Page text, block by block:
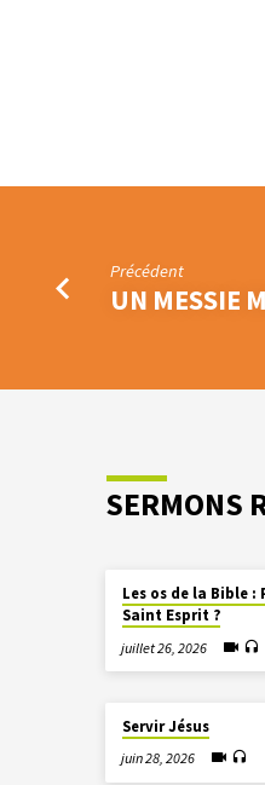
Précédent
UN MESSIE
SERMONS
Les os de la Bible
Saint Esprit ?
juillet 26, 2026
Servir Jésus
juin 28, 2026